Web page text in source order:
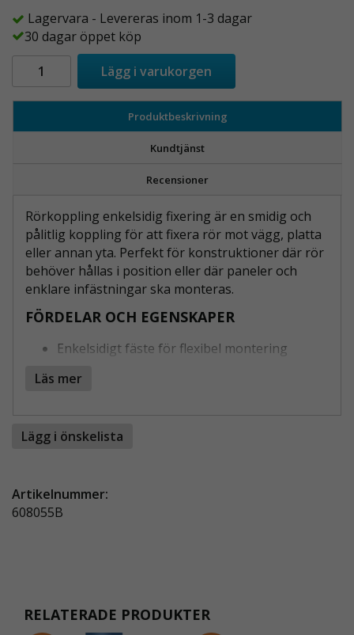
Lagervara - Levereras inom 1-3 dagar
30 dagar öppet köp
Lägg i varukorgen
Produktbeskrivning
Kundtjänst
Recensioner
Rörkoppling enkelsidig fixering är en smidig och
pålitlig koppling för att fixera rör mot vägg, platta
eller annan yta. Perfekt för konstruktioner där rör
behöver hållas i position eller där paneler och
enklare infästningar ska monteras.
FÖRDELAR OCH EGENSKAPER
Enkelsidigt fäste för flexibel montering
Passar flera rördimensioner
Rörkoppling enkelsidig fixering används när ett
rör ska fästas mot en yta med ett enkelt men
kopplingen där utrymmet är begränsat eller där
endast en infästningspunkt krävs.
Läs mer
Lägg i önskelista
Artikelnummer:
608055B
RELATERADE PRODUKTER